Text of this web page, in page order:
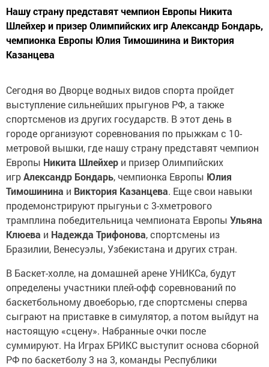
Нашу страну представят чемпион Европы Никита
Шлейхер и призер Олимпийских игр Александр Бондарь,
чемпионка Европы Юлия Тимошинина и Виктория
Казанцева
Сегодня во Дворце водных видов спорта пройдет
выступление сильнейших прыгунов РФ, а также
спортсменов из других государств. В этот день в
городе организуют соревнования по прыжкам с 10-
метровой вышки, где нашу страну представят чемпион
Европы Никита Шлейхер и призер Олимпийских
игрАлександр Бондарь, чемпионка Европы Юлия
Тимошинина и Виктория Казанцева. Еще свои навыки
продемонстрируют прыгуньи с 3-хметрового
трамплина победительница чемпионата Европы Ульяна
Клюева и Надежда Трифонова, спортсмены из
Бразилии, Венесуэлы, Узбекистана и других стран.
В Баскет-холле, на домашней арене УНИКСа, будут
определены участники плей-офф соревнований по
баскетбольному двоеборью, где спортсмены сперва
сыграют на приставке в симулятор, а потом выйдут на
настоящую «сцену». Набранные очки после
суммируют. На Играх БРИКС выступит основа сборной
РФ по баскетболу 3 на 3, команды Республики